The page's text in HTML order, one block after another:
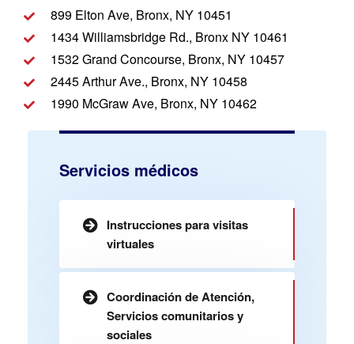
899 Elton Ave, Bronx, NY 10451
1434 Williamsbridge Rd., Bronx NY 10461
1532 Grand Concourse, Bronx, NY 10457
2445 Arthur Ave., Bronx, NY 10458
1990 McGraw Ave, Bronx, NY 10462
Servicios médicos
Instrucciones para visitas
virtuales
Coordinación de Atención,
Servicios comunitarios y
sociales